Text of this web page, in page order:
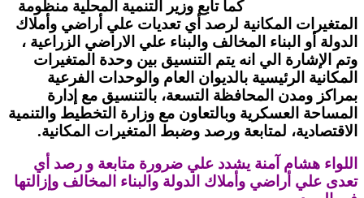
كما تابع وزير التنمية المحلية منظومة
المتغيرات المكانية لرصد أي تعديات علي أراضي وأملاك
الدولة أو البناء المخالف والبناء علي الاراضي الزراعية ،
وتم الإشارة الي انه يتم التنسيق بين وحدة المتغيرات
المكانية الرئيسية بالديوان العام والوحدات الفرعية
بمراكز ومدن المحافظة التسعة، بالتنسيق مع إدارة
المساحة العسكرية وبالتعاون مع وزارة التخطيط والتنمية
الاقتصادية، لمتابعة ورصد وضبط المتغيرات المكانية.
اللواء هشام آمنة يشدد علي ضرورة متابعة و رصد أي
تعدى علي أراضي وأملاك الدولة والبناء المخالف وإزالتها